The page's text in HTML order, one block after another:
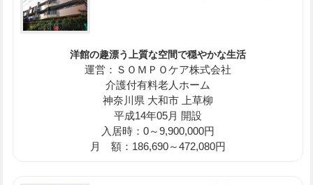
洋館の趣漂う上質な空間で穏やかな生活
運営：ＳＯＭＰＯケア株式会社
介護付有料老人ホーム
神奈川県 大和市 上草柳
平成14年05月 開設
入居時：0～9,900,000円
月 額：186,690～472,080円